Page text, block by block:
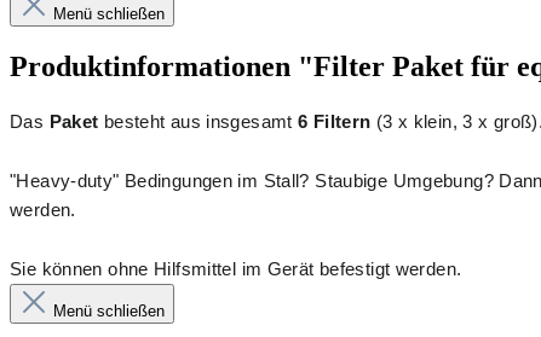
Menü schließen
Produktinformationen "Filter Paket für
Das Paket besteht aus insgesamt 6 Filtern (3 x klein, 3 x groß).
"Heavy-duty" Bedingungen im Stall? Staubige Umgebung? Dann
werden.
Sie können ohne Hilfsmittel im Gerät befestigt werden.
Menü schließen